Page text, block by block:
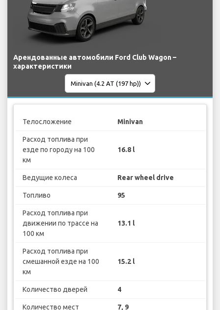
Арендованные автомобили Ford Club Wagon –
характеристики
Телосложение Minivan
Расход топлива при
езде по городу на 100
км
16.8 l
Ведущие колеса Rear wheel drive
Топливо 95
Расход топлива при
движении по трассе на
100 км
13.1 l
Расход топлива при
смешанной езде на 100
км
15.2 l
Количество дверей 4
Количество мест 7, 9